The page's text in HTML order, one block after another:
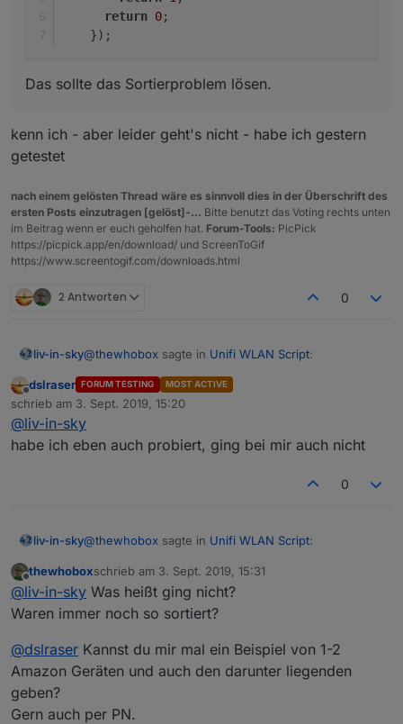
Edit:
die Sortierung deshalb irgendwie nicht.
return 0;
    });
Das sollte das Sortierproblem lösen.
kenn ich - aber leider geht's nicht - habe ich gestern
getestet
nach einem gelösten Thread wäre es sinnvoll dies in der Überschrift des
ersten Posts einzutragen [gelöst]-... Bitte benutzt das Voting rechts unten
im Beitrag wenn er euch geholfen hat. Forum-Tools: PicPick
https://picpick.app/en/download/ und ScreenToGif
https://www.screentogif.com/downloads.html
2 Antworten 0
liv-in-sky@thewhobox sagte in Unifi WLAN Script:
@dslraser sagte in
Gerade gesehen, die Amazon Geräte
an, wahrscheinlich passt die Sortierung
versuch.sort(function (alpha, beta) {
if (alpha.hostname.toLowerCase() <
        return -1;
if (alpha.hostname.toLowerCase() >
        return 1;
      return 0;
kenn ich - aber leider geht's nicht - habe ich gestern
getestet
Offline
dslraser FORUM TESTING MOST ACTIVE
schrieb am 3. Sept. 2019, 15:20
zuletzt editiert von
@liv-in-sky
habe ich eben auch probiert, ging bei mir auch nicht
0
liv-in-sky@thewhobox sagte in Unifi WLAN Script:
@dslrasersagte inUnifi WLAN Script
fangen alle mit einem kleinen Buchstaben
an, wahrscheinlich passt die Sortierung
kenn ich - aber leider geht's nicht - habe ich gestern
Offline
thewhoboxschrieb am 3. Sept. 2019, 15:31
zuletzt editiert von
@liv-in-sky Was heißt ging nicht?
Waren immer noch so sortiert?
@dslraser Kannst du mir mal ein Beispiel von 1-2
Amazon Geräten und auch den darunter liegenden
geben?
Gern auch per PN.